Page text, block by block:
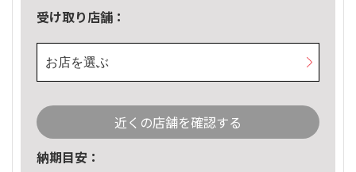
受け取り店舗：
お店を選ぶ
近くの店舗を確認する
納期目安：